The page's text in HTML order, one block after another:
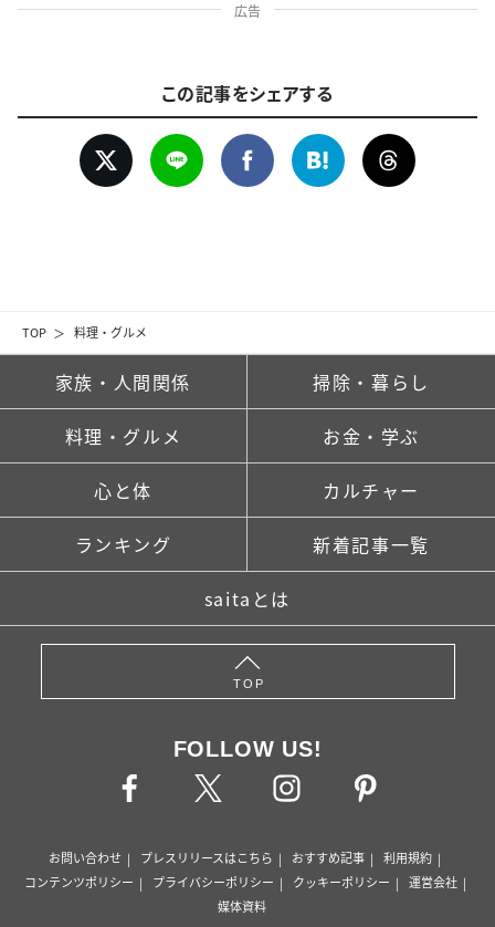
TOP 料理・グルメ
広告
この記事をシェアする
家族・人間関係 掃除・暮らし
料理・グルメ お金・学ぶ
心と体 カルチャー
ランキング 新着記事一覧
saitaとは
TOP
FOLLOW US!
お問い合わせ プレスリリースはこちら おすすめ記事
利用規約
コンテンツポリシー
プライバシーポリシー クッキーポリシー
運営会社
媒体資料